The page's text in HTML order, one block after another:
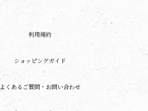
利用規約
ショッピングガイド
よくあるご質問・お問い合わせ